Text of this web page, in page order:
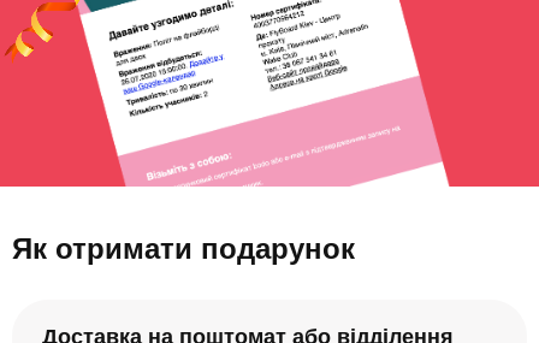
Як отримати подарунок
Доставка на поштомат або відділення